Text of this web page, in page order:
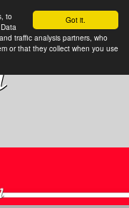
Got it.
to
traffic analysis partners, who
or that they collect when you use